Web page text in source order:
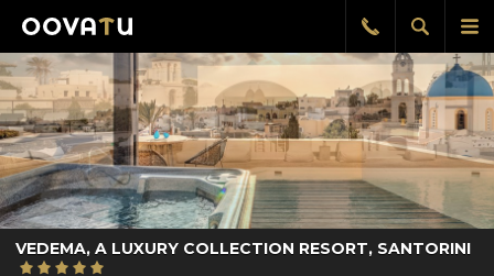
le
Afficher
la
Rappel
gratuit
VEDEMA, A LUXURY COLLECTION RESORT, SANTORINI